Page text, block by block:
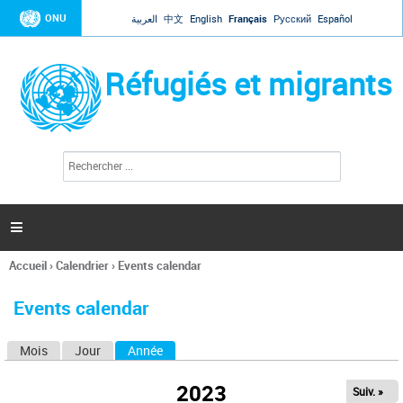
Jump to navigation
ONU العربية 中文 English Français Русский Español
Réfugiés et migrants
l
c
h
e

Vous
ici
Accueil›Calendrier› Events calendar
Events calendar
Mois Jour Année
2023 Suiv. »